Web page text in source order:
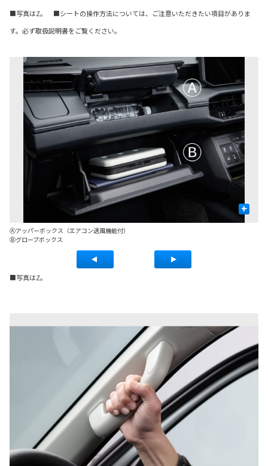
■写真はZ。 ■シートの操作方法については、ご注意いただきたい項目がありま
す。必ず取扱説明書をご覧ください。
+
Ⓐアッパーボックス（エアコン送風機能付）
Ⓑグローブボックス
■写真はZ。